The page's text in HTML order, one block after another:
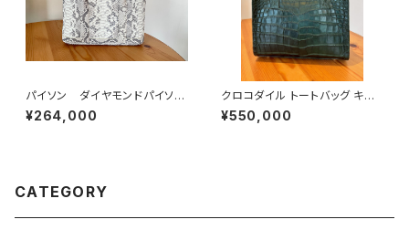
パイソン ダイヤモンドパイソ
ン バッグ トートバッグ
¥264,000
クロコダイル トートバッグ キプ
ロスグリーン
¥550,000
CATEGORY